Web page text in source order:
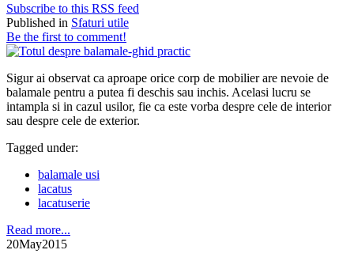
Subscribe to this RSS feed
Published in Sfaturi utile
Be the first to comment!
Sigur ai observat ca aproape orice corp de mobilier are nevoie de
balamale pentru a putea fi deschis sau inchis. Acelasi lucru se
intampla si in cazul usilor, fie ca este vorba despre cele de interior
sau despre cele de exterior.
Tagged under:
balamale usi
lacatus
lacatuserie
Read more...
20May2015